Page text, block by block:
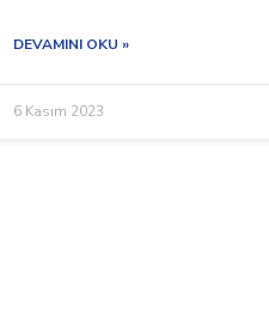
DEVAMINI OKU »
6 Kasım 2023